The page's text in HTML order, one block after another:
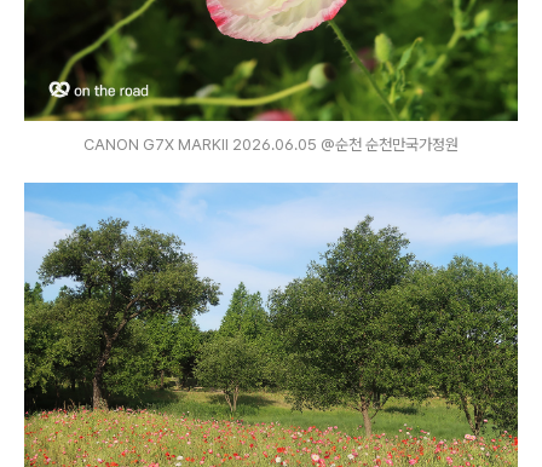
CANON G7X MARKⅡ 2026.06.05 @순천 순천만국가정원